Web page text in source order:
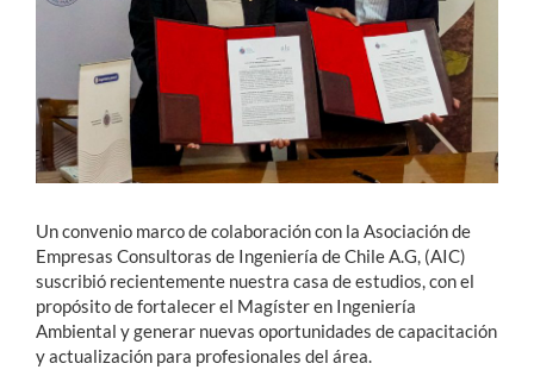
English
Un convenio marco de colaboración con la Asociación de
Empresas Consultoras de Ingeniería de Chile A.G, (AIC)
suscribió recientemente nuestra casa de estudios, con el
propósito de fortalecer el Magíster en Ingeniería
Ambiental y generar nuevas oportunidades de capacitación
y actualización para profesionales del área.